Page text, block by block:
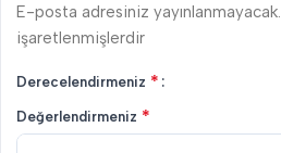
E-posta adresiniz yayınlanmayacak.
işaretlenmişlerdir
Derecelendirmeniz *
Değerlendirmeniz *